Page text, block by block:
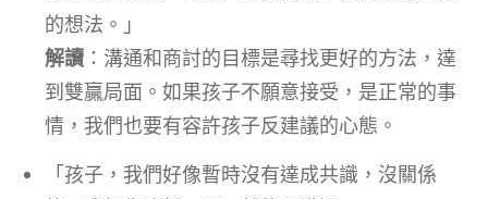
的想法。」
解讀 ：溝通和商討的目標是尋找更好的方法，達
到雙贏局面。如果孩子不願意接受，是正常的事
情，我們也要有容許孩子反建議的心態。
「孩子，我們好像暫時沒有達成共識，沒關係